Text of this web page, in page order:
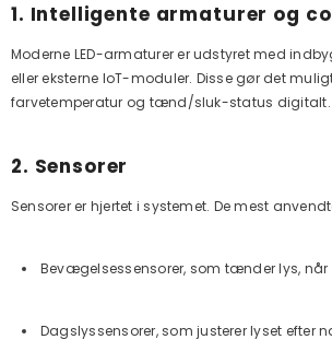
1. Intelligente armaturer og
Moderne LED-armaturer er udstyret med
eller eksterne IoT-moduler. Disse gør det
farvetemperatur og tænd/sluk-status digitalt.
2. Sensorer
Sensorer er hjertet i systemet. De mest
Bevægelsessensorer, som tænder lys, når
Dagslyssensorer, som justerer lyset efter